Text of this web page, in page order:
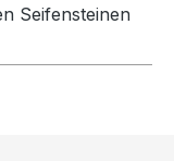
Seifensteinen